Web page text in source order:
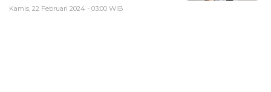
Kamis, 22 Februari 2024 - 03:00 WIB